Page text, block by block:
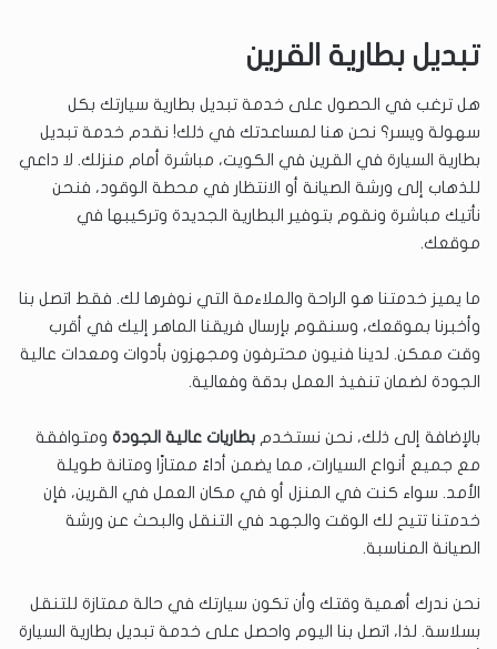
تبديل بطارية القرين
هل ترغب في الحصول على خدمة تبديل بطارية سيارتك بكل
سهولة ويسر؟ نحن هنا لمساعدتك في ذلك! نقدم خدمة تبديل
بطارية السيارة في القرين في الكويت، مباشرة أمام منزلك. لا داعي
للذهاب إلى ورشة الصيانة أو الانتظار في محطة الوقود، فنحن
نأتيك مباشرة ونقوم بتوفير البطارية الجديدة وتركيبها في
موقعك.
ما يميز خدمتنا هو الراحة والملاءمة التي نوفرها لك. فقط اتصل بنا
وأخبرنا بموقعك، وسنقوم بإرسال فريقنا الماهر إليك في أقرب
وقت ممكن. لدينا فنيون محترفون ومجهزون بأدوات ومعدات عالية
الجودة لضمان تنفيذ العمل بدقة وفعالية.
بالإضافة إلى ذلك، نحن نستخدم بطاريات عالية الجودة ومتوافقة
مع جميع أنواع السيارات، مما يضمن أداءً ممتازًا ومتانة طويلة
الأمد. سواء كنت في المنزل أو في مكان العمل في القرين، فإن
خدمتنا تتيح لك الوقت والجهد في التنقل والبحث عن ورشة
الصيانة المناسبة.
نحن ندرك أهمية وقتك وأن تكون سيارتك في حالة ممتازة للتنقل
بسلاسة. لذا، اتصل بنا اليوم واحصل على خدمة تبديل بطارية السيارة